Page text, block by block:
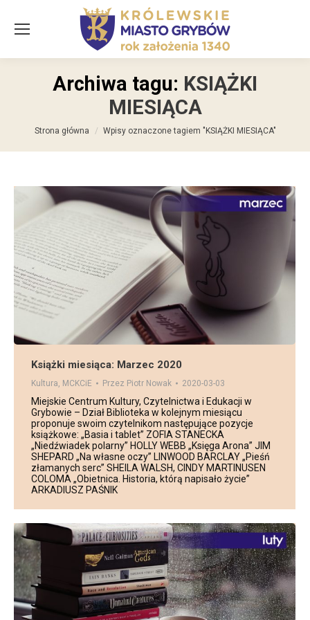
Archiwa tagu: KSIĄŻKI
MIESIĄCA
Jesteś tutaj:
Strona główna Wpisy oznaczone tagiem "KSIĄŻKI MIESIĄCA"
Książki miesiąca: Marzec 2020
Kultura, MCKCiE Przez Piotr Nowak 2020-03-03
Miejskie Centrum Kultury, Czytelnictwa i Edukacji w
Grybowie – Dział Biblioteka w kolejnym miesiącu
proponuje swoim czytelnikom następujące pozycje
książkowe: „Basia i tablet” ZOFIA STANECKA
„Niedźwiadek polarny” HOLLY WEBB „Księga Arona” JIM
SHEPARD „Na własne oczy” LINWOOD BARCLAY „Pieśń
złamanych serc” SHEILA WALSH, CINDY MARTINUSEN
COLOMA „Obietnica. Historia, którą napisało życie”
ARKADIUSZ PAŚNIK